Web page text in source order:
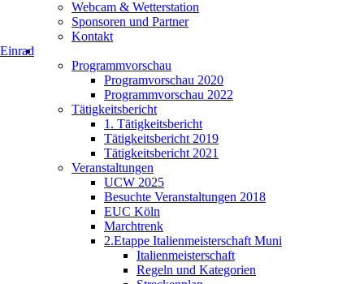
Webcam & Wetterstation
Sponsoren und Partner
Kontakt
Einrad
Programmvorschau
Programvorschau 2020
Programmvorschau 2022
Tätigkeitsbericht
1. Tätigkeitsbericht
Tätigkeitsbericht 2019
Tätigkeitsbericht 2021
Veranstaltungen
UCW 2025
Besuchte Veranstaltungen 2018
EUC Köln
Marchtrenk
2.Etappe Italienmeisterschaft Muni
Italienmeisterschaft
Regeln und Kategorien